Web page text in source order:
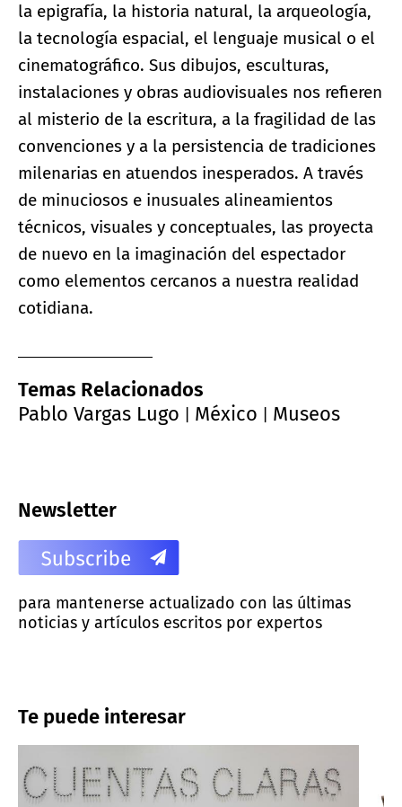
la epigrafía, la historia natural, la arqueología,
la tecnología espacial, el lenguaje musical o el
cinematográfico. Sus dibujos, esculturas,
instalaciones y obras audiovisuales nos refieren
al misterio de la escritura, a la fragilidad de las
convenciones y a la persistencia de tradiciones
milenarias en atuendos inesperados. A través
de minuciosos e inusuales alineamientos
técnicos, visuales y conceptuales, las proyecta
de nuevo en la imaginación del espectador
como elementos cercanos a nuestra realidad
cotidiana.
Temas Relacionados
Pablo Vargas Lugo
México Museos
Newsletter
para mantenerse actualizado con las últimas
noticias y artículos escritos por expertos
Te puede interesar